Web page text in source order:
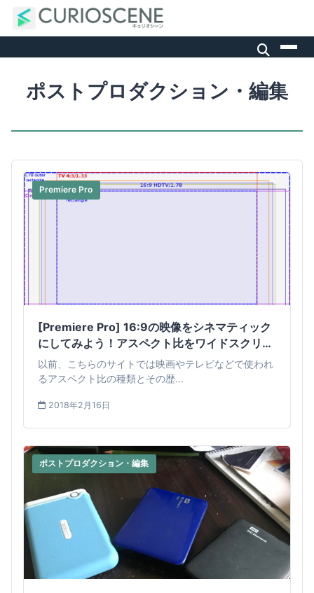
ポストプロダクション・編集
Premiere Pro
[Premiere Pro] 16:9の映像をシネマティック
にしてみよう！アスペクト比をワイドスクリー
ンの2.35:1に変更する方法
以前、こちらのサイトでは映画やテレビなどで使われ
るアスペクト比の種類とその歴...
2018年2月16日
ポストプロダクション・編集